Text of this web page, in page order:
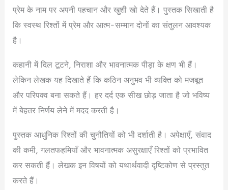
प्रेम के नाम पर अपनी पहचान और खुशी खो देते हैं। पुस्तक सिखाती है
कि स्वस्थ रिश्तों में प्रेम और आत्म-सम्मान दोनों का संतुलन आवश्यक
है।
कहानी में दिल टूटने, निराशा और भावनात्मक पीड़ा के क्षण भी हैं।
लेकिन लेखक यह दिखाते हैं कि कठिन अनुभव भी व्यक्ति को मजबूत
और परिपक्व बना सकते हैं। हर दर्द एक सीख छोड़ जाता है जो भविष्य
में बेहतर निर्णय लेने में मदद करती है।
पुस्तक आधुनिक रिश्तों की चुनौतियों को भी दर्शाती है। अपेक्षाएँ, संवाद
की कमी, गलतफहमियाँ और भावनात्मक असुरक्षाएँ रिश्तों को प्रभावित
कर सकती हैं। लेखक इन विषयों को यथार्थवादी दृष्टिकोण से प्रस्तुत
करते हैं।